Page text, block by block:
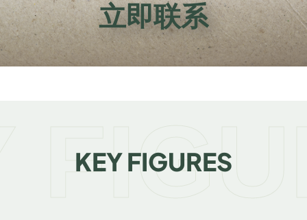
立即联系
KEY FIGURES